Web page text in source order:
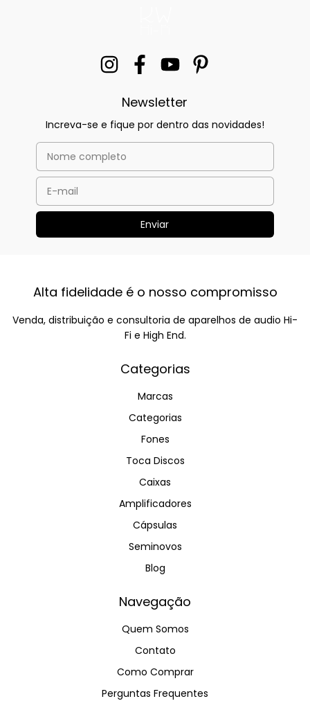
Newsletter
Increva-se e fique por dentro das novidades!
Alta fidelidade é o nosso compromisso
Venda, distribuição e consultoria de aparelhos de audio Hi-
Fi e High End.
Categorias
Marcas
Categorias
Fones
Toca Discos
Caixas
Amplificadores
Cápsulas
Seminovos
Blog
Navegação
Quem Somos
Contato
Como Comprar
Perguntas Frequentes